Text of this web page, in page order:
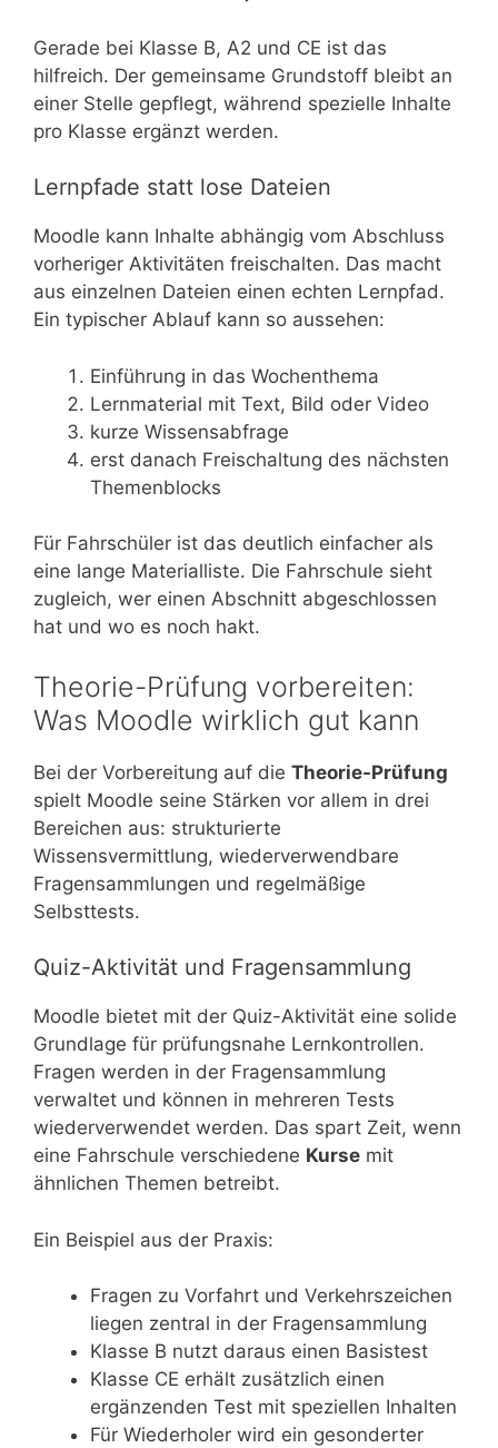
Gerade bei Klasse B, A2 und CE ist das
hilfreich. Der gemeinsame Grundstoff bleibt an
einer Stelle gepflegt, während spezielle Inhalte
pro Klasse ergänzt werden.
Lernpfade statt lose Dateien
Moodle kann Inhalte abhängig vom Abschluss
vorheriger Aktivitäten freischalten. Das macht
aus einzelnen Dateien einen echten Lernpfad.
Ein typischer Ablauf kann so aussehen:
Einführung in das Wochenthema
Lernmaterial mit Text, Bild oder Video
kurze Wissensabfrage
erst danach Freischaltung des nächsten
Themenblocks
Für Fahrschüler ist das deutlich einfacher als
eine lange Materialliste. Die Fahrschule sieht
zugleich, wer einen Abschnitt abgeschlossen
hat und wo es noch hakt.
Theorie-Prüfung vorbereiten:
Was Moodle wirklich gut kann
Bei der Vorbereitung auf die Theorie-Prüfung
spielt Moodle seine Stärken vor allem in drei
Bereichen aus: strukturierte
Wissensvermittlung, wiederverwendbare
Fragensammlungen und regelmäßige
Selbsttests.
Quiz-Aktivität und Fragensammlung
Moodle bietet mit der Quiz-Aktivität eine solide
Grundlage für prüfungsnahe Lernkontrollen.
Fragen werden in der Fragensammlung
verwaltet und können in mehreren Tests
wiederverwendet werden. Das spart Zeit, wenn
eine Fahrschule verschiedene Kurse mit
ähnlichen Themen betreibt.
Ein Beispiel aus der Praxis:
Fragen zu Vorfahrt und Verkehrszeichen
liegen zentral in der Fragensammlung
Klasse B nutzt daraus einen Basistest
Klasse CE erhält zusätzlich einen
ergänzenden Test mit speziellen Inhalten
Für Wiederholer wird ein gesonderter